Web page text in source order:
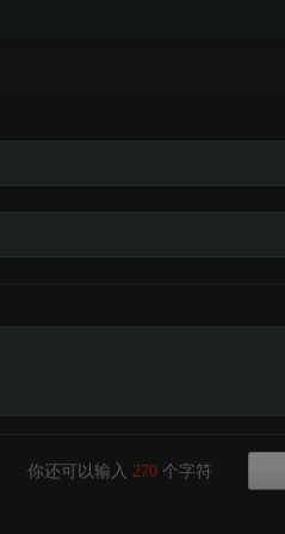
你还可以输入 270 个字符